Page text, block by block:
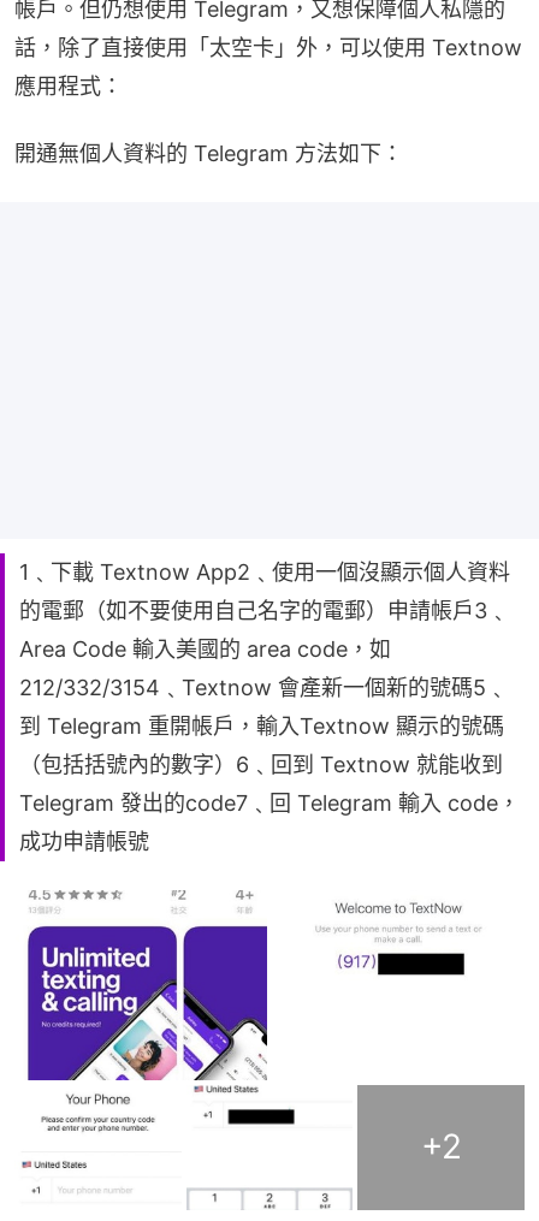
帳戶。但仍想使用 Telegram，又想保障個人私隱的
話，除了直接使用「太空卡」外，可以使用 Textnow
應用程式：
開通無個人資料的 Telegram 方法如下：
1﹑下載 Textnow App2﹑使用一個沒顯示個人資料
的電郵（如不要使用自己名字的電郵）申請帳戶3﹑
Area Code 輸入美國的 area code，如
212/332/3154﹑Textnow 會產新一個新的號碼5﹑
到 Telegram 重開帳戶，輸入Textnow 顯示的號碼
（包括括號內的數字）6﹑回到 Textnow 就能收到
Telegram 發出的code7﹑回 Telegram 輸入 code，
成功申請帳號
+2